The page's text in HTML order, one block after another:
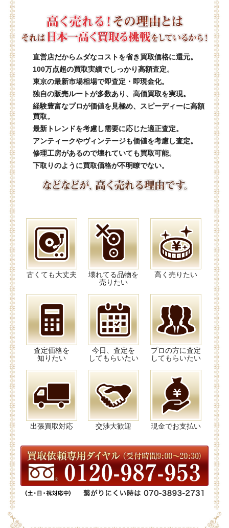
直営店だからムダなコストを省き買取価格に還元。
100万点超の買取実績でしっかり高額査定。
東京の最新市場相場で即査定・即現金化。
独自の販売ルートが多数あり、高価買取を実現。
経験豊富なプロが価値を見極め、スピーディーに高額
買取。
最新トレンドを考慮し需要に応じた適正査定。
アンティークやヴィンテージも価値を考慮し査定。
修理工房があるので壊れていても買取可能。
下取りのように買取価格が不明瞭でない。
古くても大丈夫
壊れてる品物を
売りたい
高く売りたい
査定価格を
知りたい
今日、査定を
してもらいたい
プロの方に査定
してもらいたい
出張買取対応 交渉大歓迎 現金でお支払い